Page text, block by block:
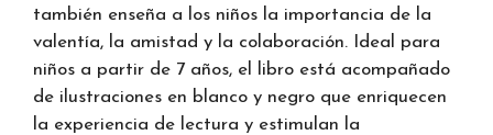
también enseña a los niños la importancia de la
valentía, la amistad y la colaboración. Ideal para
niños a partir de 7 años, el libro está acompañado
de ilustraciones en blanco y negro que enriquecen
la experiencia de lectura y estimulan la